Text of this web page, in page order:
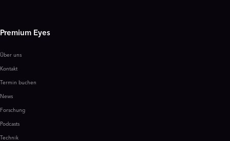
Premium Eyes
Über uns
Kontakt
Termin buchen
News
Forschung
Podcasts
Technik